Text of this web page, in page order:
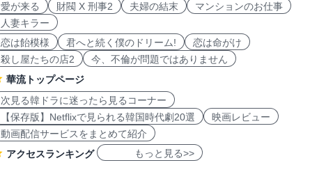
愛が来る
財閥 X 刑事2 夫婦の結末
マンションのお仕事
人妻キラー
恋は飴模様
君へと続く僕のドリーム!
恋は命がけ
殺し屋たちの店2
今、不倫が問題ではありません
華流トップページ
次見る韓ドラに迷ったら見るコーナー
【保存版】Netflixで見られる韓国時代劇20選
映画レビュー
動画配信サービスをまとめて紹介
アクセスランキング
もっと見る>>